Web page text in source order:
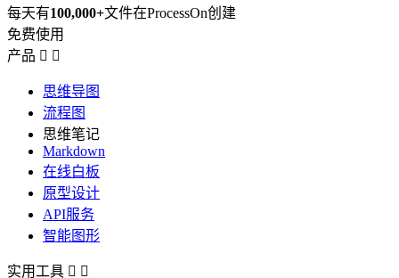
每天有100,000+文件在ProcessOn创建
免费使用
产品  
思维导图
流程图
思维笔记
Markdown
在线白板
原型设计
API服务
智能图形
实用工具  